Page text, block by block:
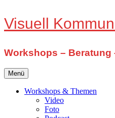
Zum
Inhalt
Visuell
Workshops – Beratung
Menü
Workshops & Themen
Video
Foto